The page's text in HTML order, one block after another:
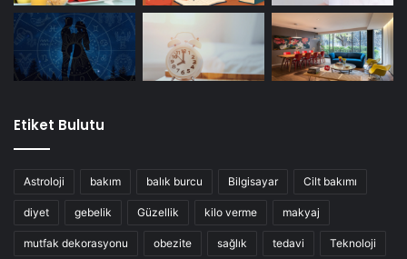
Etiket Bulutu
Astroloji bakım balık burcu Bilgisayar Cilt bakımı
diyet gebelik Güzellik kilo verme makyaj
mutfak dekorasyonu obezite sağlık tedavi Teknoloji